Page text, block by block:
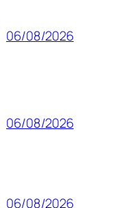
06/08/2026
06/08/2026
06/08/2026